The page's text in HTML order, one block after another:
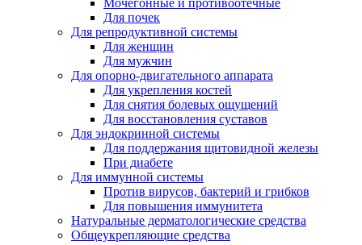
Мочегонные и противоотечные
Для почек
Для репродуктивной системы
Для женщин
Для мужчин
Для опорно-двигательного аппарата
Для укрепления костей
Для снятия болевых ощущений
Для восстановления суставов
Для эндокринной системы
Для поддержания щитовидной железы
При диабете
Для иммунной системы
Против вирусов, бактерий и грибков
Для повышения иммунитета
Натуральные дерматологические средства
Общеукрепляющие средства